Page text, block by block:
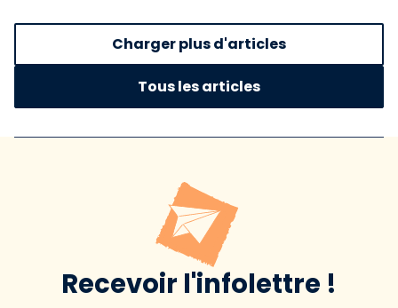
Charger plus d'articles
Tous les articles
Recevoir l'infolettre !